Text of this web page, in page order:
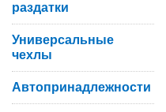
раздатки
Универсальные
чехлы
Автопринадлежности